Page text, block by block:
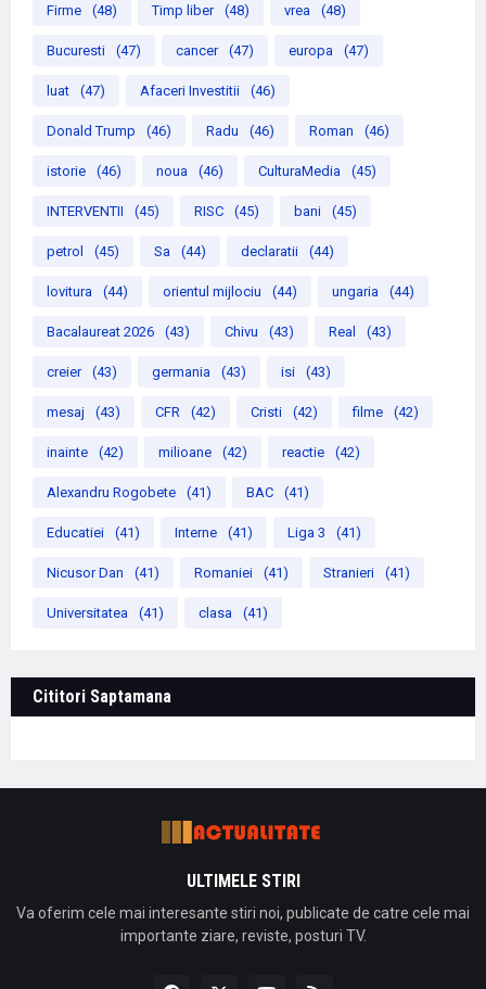
Firme (48) Timp liber (48) vrea (48)
Bucuresti (47) cancer (47) europa (47)
luat (47) Afaceri Investitii (46)
Donald Trump (46) Radu (46) Roman (46)
istorie (46) noua (46) CulturaMedia (45)
INTERVENTII (45) RISC (45) bani (45)
petrol (45) Sa (44) declaratii (44)
lovitura (44) orientul mijlociu (44) ungaria (44)
Bacalaureat 2026 (43) Chivu (43) Real (43)
creier (43) germania (43) isi (43)
mesaj (43) CFR (42) Cristi (42) filme (42)
inainte (42) milioane (42) reactie (42)
Alexandru Rogobete (41) BAC (41)
Educatiei (41) Interne (41) Liga 3 (41)
Nicusor Dan (41) Romaniei (41) Stranieri (41)
Universitatea (41) clasa (41)
Cititori Saptamana
ULTIMELE STIRI
Va oferim cele mai interesante stiri noi, publicate de catre cele mai
importante ziare, reviste, posturi TV.